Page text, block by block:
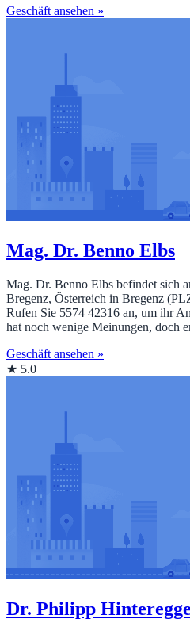
Geschäft ansehen »
Mag. Dr. Benno Elbs
Mag. Dr. Benno Elbs befindet sich
Bregenz, Österreich in Bregenz
Rufen Sie 5574 42316 an, um ihr
hat noch wenige Meinungen, doch
Geschäft ansehen »
★ 5.0
Dr. Philipp